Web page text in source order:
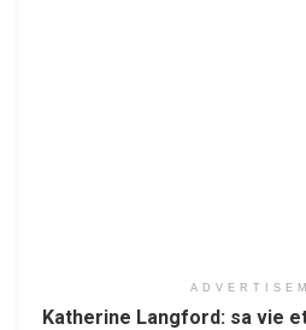
Katherine Langford: sa vie